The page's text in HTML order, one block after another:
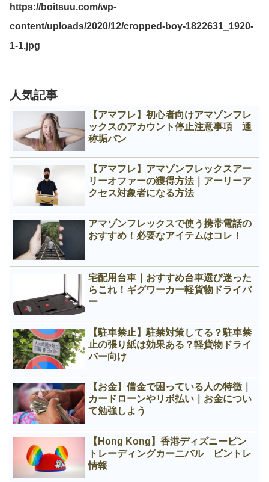
https://boitsuu.com/wp-
content/uploads/2020/12/cropped-boy-1822631_1920-
1-1.jpg
人気記事
【アマフレ】初心者向けアマゾンフレ
ックスのアカウント停止注意事項 通
称垢バン
【アマフレ】アマゾンフレックスアー
リーオファーの獲得方法｜アーリーア
クセス対象者になる方法
アマゾンフレックスで使う携帯電話の
おすすめ！必要なアイテムはコレ！
宅配用台車｜おすすめ台車選び迷った
らこれ！ギグワーカー軽貨物ドライバ
ー
【駐車禁止】駐禁対策してる？駐車禁
止の張り紙は効果ある？軽貨物ドライ
バー向け
【お金】借金で困っている人の特徴｜
カードローンやリボ払い｜お金につい
て勉強しよう
【Hong Kong】香港ディズニーピン
トレーディングカーニバル ピントレ
情報